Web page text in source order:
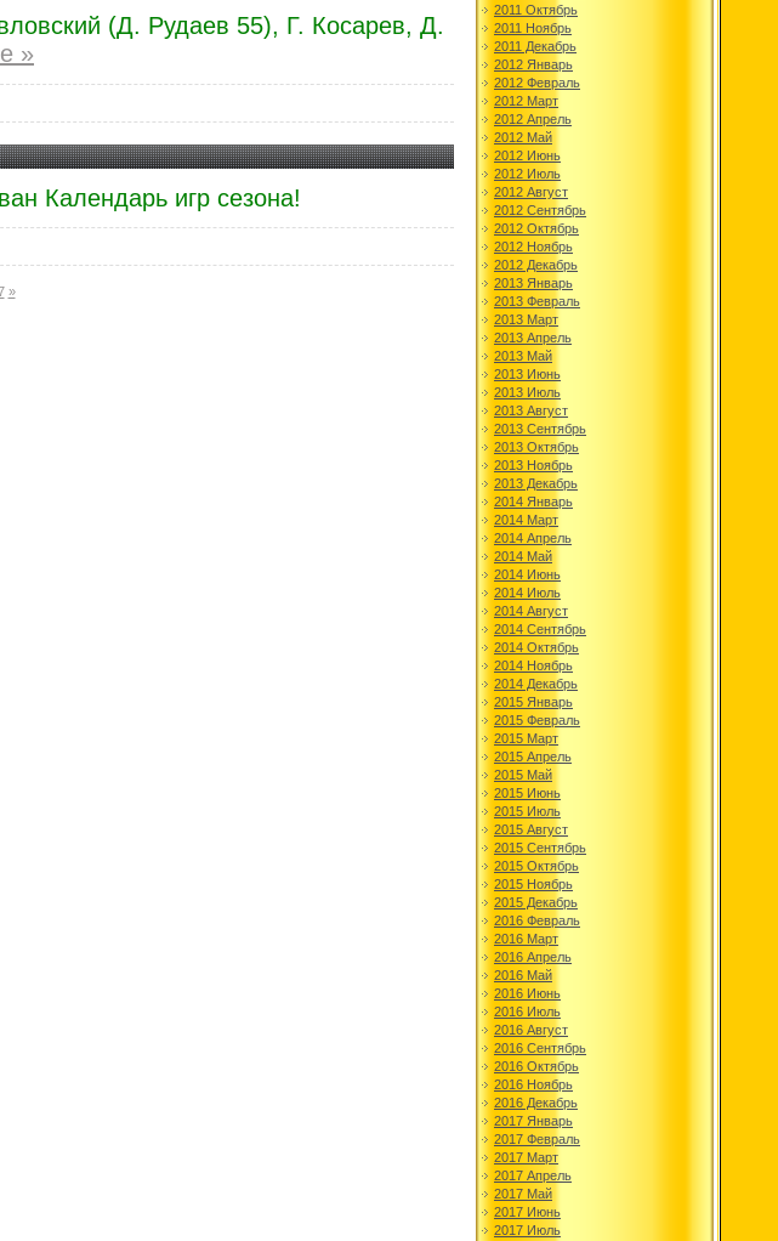
(Д. Рудаев 55), Г. Косарев, Д.
»
Календарь игр сезона!
»
2011 Октябрь
2011 Ноябрь
2011 Декабрь
2012 Январь
2012 Февраль
2012 Март
2012 Апрель
2012 Май
2012 Июнь
2012 Июль
2012 Август
2012 Сентябрь
2012 Октябрь
2012 Ноябрь
2012 Декабрь
2013 Январь
2013 Февраль
2013 Март
2013 Апрель
2013 Май
2013 Июнь
2013 Июль
2013 Август
2013 Сентябрь
2013 Октябрь
2013 Ноябрь
2013 Декабрь
2014 Январь
2014 Март
2014 Апрель
2014 Май
2014 Июнь
2014 Июль
2014 Август
2014 Сентябрь
2014 Октябрь
2014 Ноябрь
2014 Декабрь
2015 Январь
2015 Февраль
2015 Март
2015 Апрель
2015 Май
2015 Июнь
2015 Июль
2015 Август
2015 Сентябрь
2015 Октябрь
2015 Ноябрь
2015 Декабрь
2016 Февраль
2016 Март
2016 Апрель
2016 Май
2016 Июнь
2016 Июль
2016 Август
2016 Сентябрь
2016 Октябрь
2016 Ноябрь
2016 Декабрь
2017 Январь
2017 Февраль
2017 Март
2017 Апрель
2017 Май
2017 Июнь
2017 Июль